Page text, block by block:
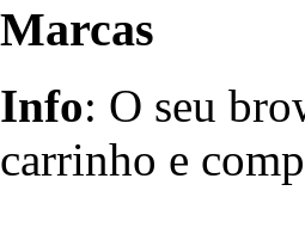
Marcas
Info: O seu
carrinho e